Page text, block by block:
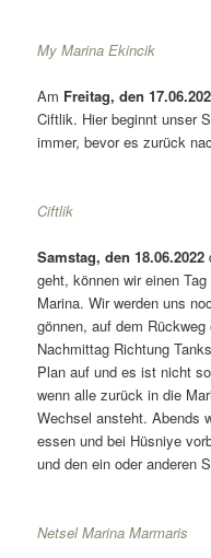
My Marina Ekincik
Am Freitag, den
Ciftlik. Hier beginnt unser
immer, bevor es zurück
Ciftlik
Samstag, den 18.06.2022
geht, können wir einen
Marina. Wir werden uns
gönnen, auf dem
Nachmittag Richtung
Plan auf und es ist nicht
wenn alle zurück in die
Wechsel ansteht. Abends
essen und bei Hüsniye
und den ein oder anderen
Die Ambiente